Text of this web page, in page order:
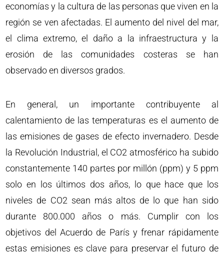
economías y la cultura de las personas que viven en la
región se ven afectadas. El aumento del nivel del mar,
el clima extremo, el daño a la infraestructura y la
erosión de las comunidades costeras se han
observado en diversos grados.
En general, un importante contribuyente al
calentamiento de las temperaturas es el aumento de
las emisiones de gases de efecto invernadero. Desde
la Revolución Industrial, el CO2 atmosférico ha subido
constantemente 140 partes por millón (ppm) y 5 ppm
solo en los últimos dos años, lo que hace que los
niveles de CO2 sean más altos de lo que han sido
durante 800.000 años o más. Cumplir con los
objetivos del Acuerdo de París y frenar rápidamente
estas emisiones es clave para preservar el futuro de